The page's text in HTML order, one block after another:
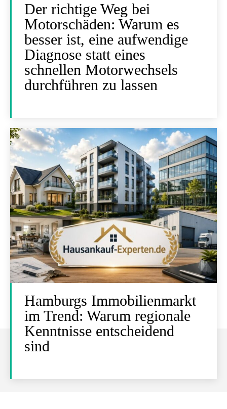
Der richtige Weg bei
Motorschäden: Warum es
besser ist, eine aufwendige
Diagnose statt eines
schnellen Motorwechsels
durchführen zu lassen
Hamburgs Immobilienmarkt
im Trend: Warum regionale
Kenntnisse entscheidend
sind